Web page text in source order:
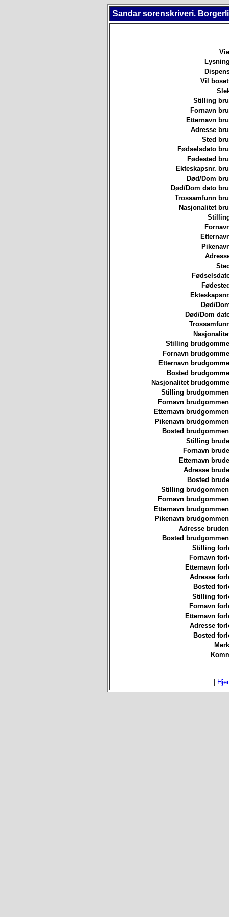
Sandar sorenskriveri.
Vil
Stilling
Fornavn
Etternavn
Adresse
Sted
Fødselsdato
Fødested
Ekteskapsnr.
Død/Dom
Død/Dom dato
Trossamfunn
Nasjonalitet
Død/
Død/Dom
Stilling
Fornavn
Etternavn
Bosted
Nasjonalitet
Stilling
Fornavn
Etternavn
Pikenavn
Bosted
Stilling
Fornavn
Etternavn
Adresse
Bosted
Stilling
Fornavn
Etternavn
Pikenavn
Adresse
Bosted
Stilling
Fornavn
Etternavn
Adresse
Bosted
Stilling
Fornavn
Etternavn
Adresse
Bosted